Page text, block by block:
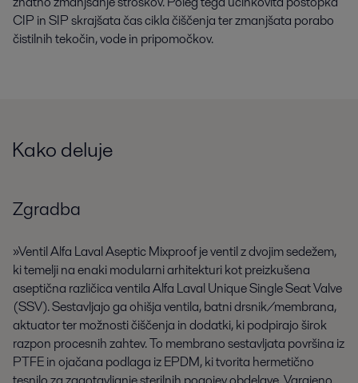
CIP in SIP skrajšata čas cikla čiščenja ter zmanjšata porabo
čistilnih tekočin, vode in pripomočkov.
Kako deluje
Zgradba
»Ventil Alfa Laval Aseptic Mixproof je ventil z dvojim sedežem,
ki temelji na enaki modularni arhitekturi kot preizkušena
aseptična različica ventila Alfa Laval Unique Single Seat Valve
(SSV). Sestavljajo ga ohišja ventila, batni drsnik/membrana,
aktuator ter možnosti čiščenja in dodatki, ki podpirajo širok
razpon procesnih zahtev. To membrano sestavljata površina iz
PTFE in ojačana podlaga iz EPDM, ki tvorita hermetično